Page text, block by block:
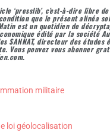
‘presslib’, c’est-à-dire libre
que le présent alinéa
est un quotidien de
édité par la société
SANNAT, directeur des études
Vous pouvez vous abonner
militaire
loi géolocalisation